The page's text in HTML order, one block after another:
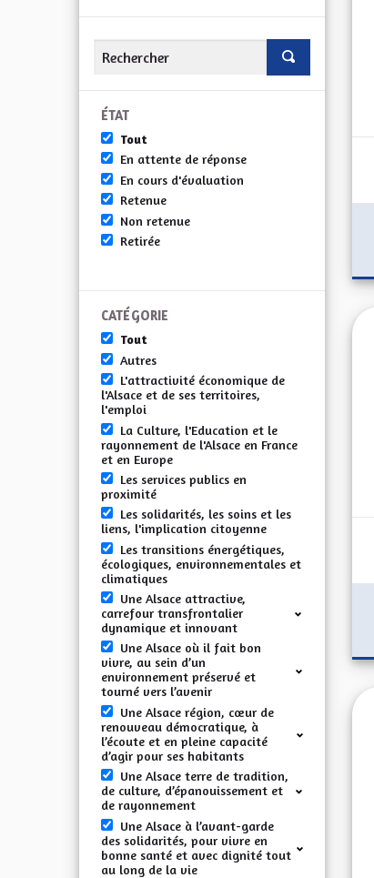
ÉTAT
Tout
En attente de réponse
En cours d'évaluation
Retenue
Non retenue
Retirée
CATÉGORIE
Tout
Autres
L'attractivité économique de
l'Alsace et de ses territoires,
l'emploi
La Culture, l'Education et le
rayonnement de l'Alsace en France
et en Europe
Les services publics en
proximité
Les solidarités, les soins et les
liens, l'implication citoyenne
Les transitions énergétiques,
écologiques, environnementales et
climatiques
Une Alsace attractive,
carrefour transfrontalier
dynamique et innovant
Une Alsace où il fait bon
vivre, au sein d’un
environnement préservé et
tourné vers l’avenir
Une Alsace région, cœur de
renouveau démocratique, à
l’écoute et en pleine capacité
d’agir pour ses habitants
Une Alsace terre de tradition,
de culture, d’épanouissement et
de rayonnement
Une Alsace à l’avant-garde
des solidarités, pour vivre en
bonne santé et avec dignité tout
au long de la vie